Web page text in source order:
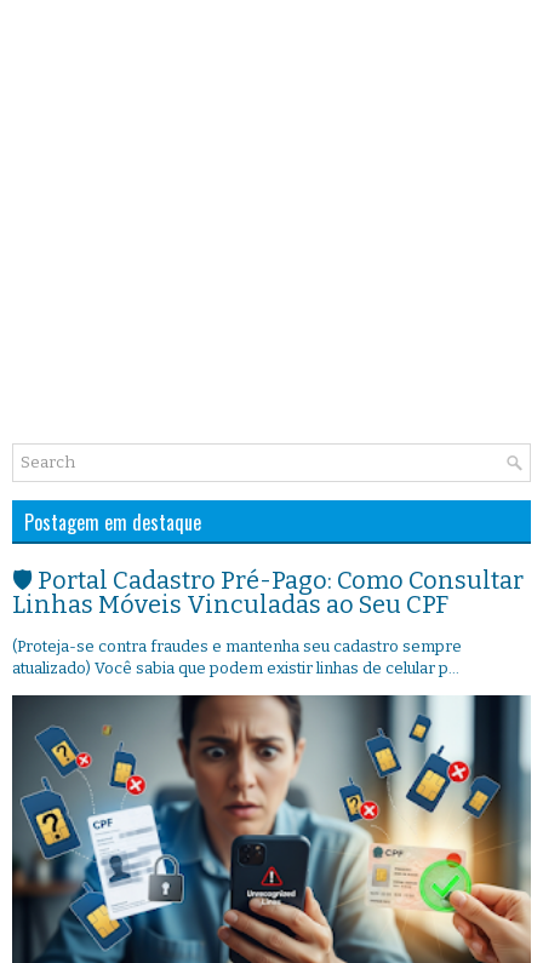
Postagem em destaque
🛡️ Portal Cadastro Pré-Pago: Como Consultar
Linhas Móveis Vinculadas ao Seu CPF
(Proteja-se contra fraudes e mantenha seu cadastro sempre
atualizado) Você sabia que podem existir linhas de celular p...